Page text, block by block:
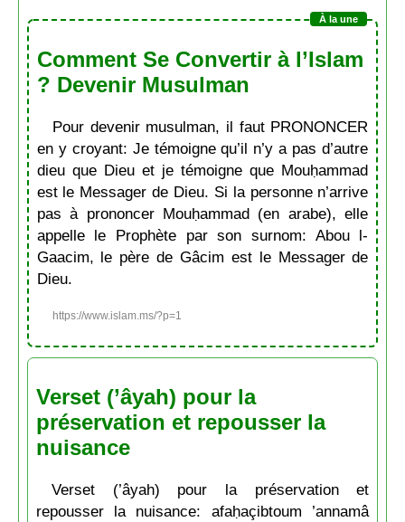
Comment Se Convertir à l’Islam
? Devenir Musulman
Pour devenir musulman, il faut PRONONCER
en y croyant: Je témoigne qu’il n’y a pas d’autre
dieu que Dieu et je témoigne que Mouḥammad
est le Messager de Dieu. Si la personne n’arrive
pas à prononcer Mouḥammad (en arabe), elle
appelle le Prophète par son surnom: Abou l-
Gaacim, le père de Gâcim est le Messager de
Dieu.
https://www.islam.ms/?p=1
Verset (’âyah) pour la
préservation et repousser la
nuisance
Verset (’âyah) pour la préservation et
repousser la nuisance: afaḥaçibtoum ’annamâ